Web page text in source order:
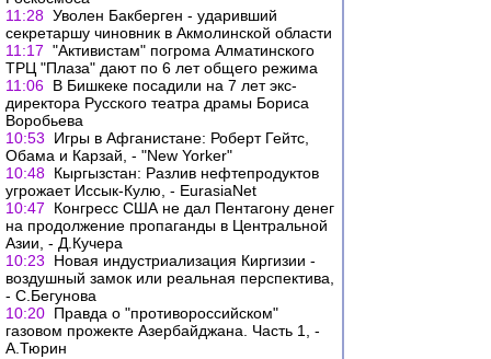
11:28 Уволен Бакберген - ударивший
секретаршу чиновник в Акмолинской области
11:17 "Активистам" погрома Алматинского
ТРЦ "Плаза" дают по 6 лет общего режима
11:06 В Бишкеке посадили на 7 лет экс-
директора Русского театра драмы Бориса
Воробьева
10:53
Игры в Афганистане: Роберт Гейтс,
Обама и Карзай, - "New Yorker"
10:48 Кыргызстан: Разлив нефтепродуктов
угрожает Иссык-Кулю, - EurasiaNet
10:47
Конгресс США не дал Пентагону денег
на продолжение пропаганды в Центральной
Азии, - Д.Кучера
10:23
Новая индустриализация Киргизии -
воздушный замок или реальная перспектива,
- С.Бегунова
10:20 Правда о "противороссийском"
газовом прожекте Азербайджана. Часть 1, -
А.Тюрин